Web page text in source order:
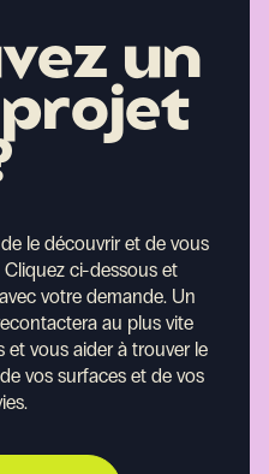
un
le découvrir et de vous
Cliquez ci-dessous et
votre demande. Un
au plus vite
et vous aider à trouver le
vos surfaces et de vos